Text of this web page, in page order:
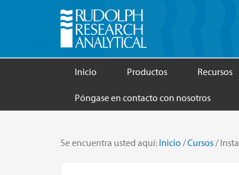
Inicio Productos Recursos
Póngase en contacto con nosotros
Se encuentra usted aquí: Inicio /Cursos /